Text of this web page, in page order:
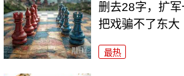
删去28字，扩
把戏骗不了东大
最热